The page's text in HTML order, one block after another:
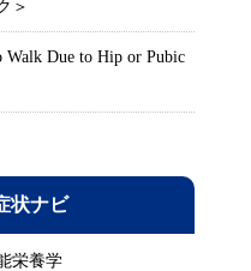
＞
Walk Due to Hip or Pubic
状ナビ
栄養学